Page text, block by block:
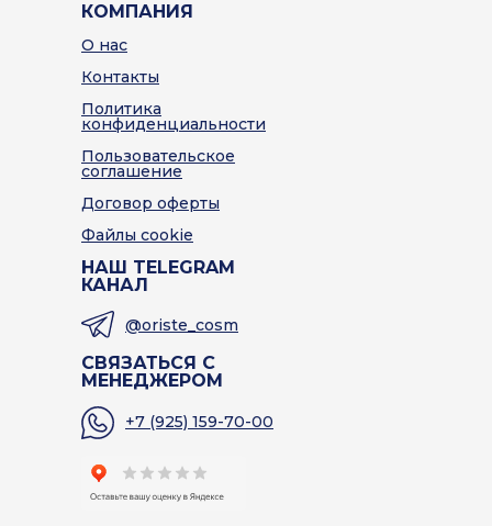
@oriste_cosm
+7 (925) 159-70-00
НАШ TELEGRAM
КАНАЛ
Пользовательское
соглашение
Договор оферты
Политика
конфиденциальности
КОМПАНИЯ
О нас
Контакты
Файлы cookie
СВЯЗАТЬСЯ С
МЕНЕДЖЕРОМ